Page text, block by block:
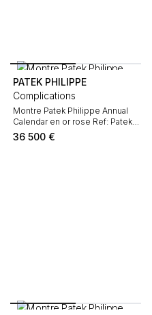
PATEK PHILIPPE
Complications
Montre Patek Philippe Annual
Calendar en or rose Ref: Patek
Philippe - 5396 Vers 2010
36 500 €